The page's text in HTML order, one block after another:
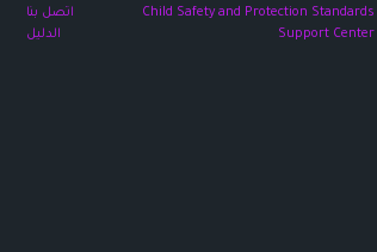
Child Safety and Protection Standards
اتصل بنا
Support Center
الدليل